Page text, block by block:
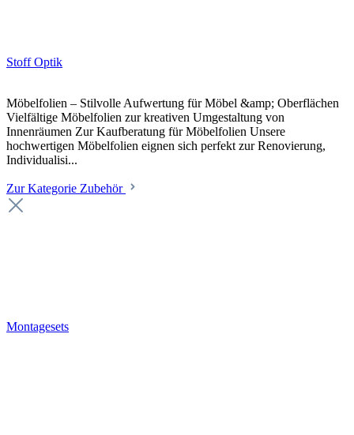
Stoff Optik
Möbelfolien – Stilvolle Aufwertung für Möbel &amp; Oberflächen
Vielfältige Möbelfolien zur kreativen Umgestaltung von
Innenräumen Zur Kaufberatung für Möbelfolien Unsere
hochwertigen Möbelfolien eignen sich perfekt zur Renovierung,
Individualisi...
Zur Kategorie Zubehör
Montagesets